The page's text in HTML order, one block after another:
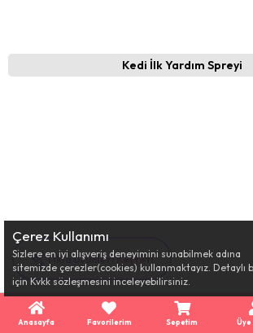
Kedi İlk Yardım Spreyi
Çerez Kullanımı
Sizlere en iyi alışveriş deneyimini sunabilmek adına
sitemizde çerezler(cookies) kullanmaktayız. Detaylı
için Kvkk sözleşmesini inceleyebilirsiniz.
Anasayfa Favorilerim Sepetim Üye
Tıkla Ürünleri Keşfet!